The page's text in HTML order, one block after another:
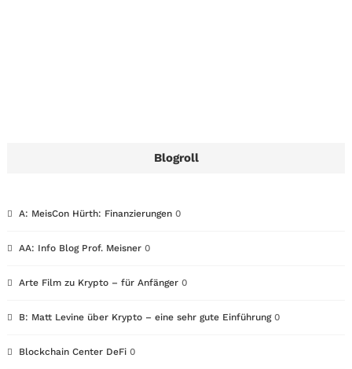
Blogroll
A: MeisCon Hürth: Finanzierungen 0
AA: Info Blog Prof. Meisner 0
Arte Film zu Krypto – für Anfänger 0
B: Matt Levine über Krypto – eine sehr gute Einführung0
Blockchain Center DeFi 0